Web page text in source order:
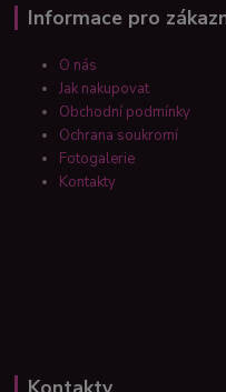
Informace pro
O nás
Jak nakupovat
Obchodní podmínky
Ochrana soukromí
Fotogalerie
Kontakty